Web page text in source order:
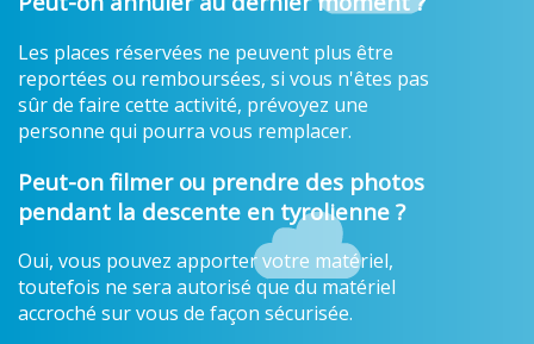
Les places réservées ne peuvent plus être
reportées ou remboursées, si vous n'êtes pas
sûr de faire cette activité, prévoyez une
personne qui pourra vous remplacer.
Peut-on filmer ou prendre des photos
pendant la descente en tyrolienne ?
Oui, vous pouvez apporter votre matériel,
toutefois ne sera autorisé que du matériel
accroché sur vous de façon sécurisée.